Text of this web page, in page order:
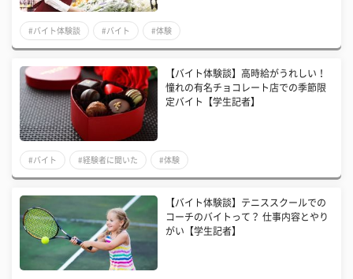
#バイト体験談 #バイト #体験
【バイト体験談】高時給がうれしい！
憧れの有名チョコレート店での季節限
定バイト【学生記者】
#バイト #経験者に聞いた #体験
【バイト体験談】テニススクールでの
コーチのバイトって？ 仕事内容とやり
がい【学生記者】